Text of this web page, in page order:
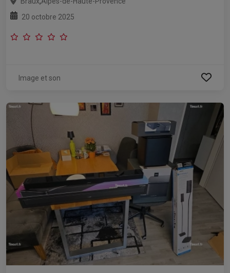
20 octobre 2025
Image et son